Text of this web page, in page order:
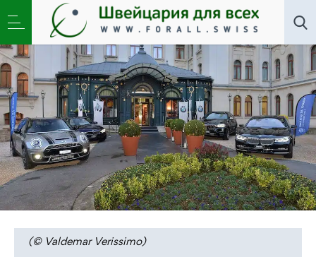
Общество »«Фаворит» вновь выходит в свет
(© Valdemar Verissimo)